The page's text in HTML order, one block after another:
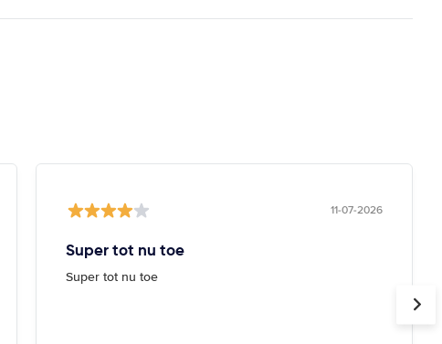
11-07-2026
Super tot nu toe
Super tot nu toe